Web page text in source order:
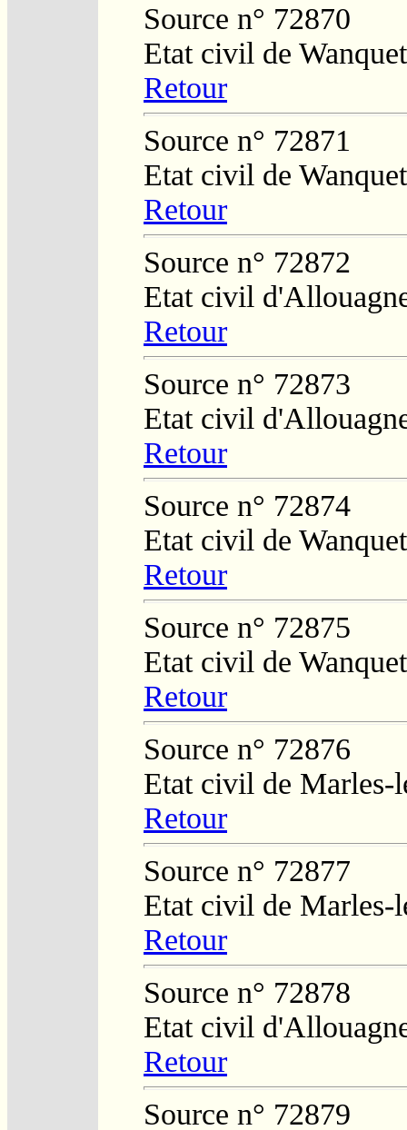
Source n° 72870
Etat civil de
Retour
Source n° 72871
Etat civil de
Retour
Source n° 72872
Etat civil
Retour
Source n° 72873
Etat civil
Retour
Source n° 72874
Etat civil de
Retour
Source n° 72875
Etat civil de
Retour
Source n° 72876
Etat civil de Marles-
Retour
Source n° 72877
Etat civil de Marles-
Retour
Source n° 72878
Etat civil
Retour
Source n° 72879